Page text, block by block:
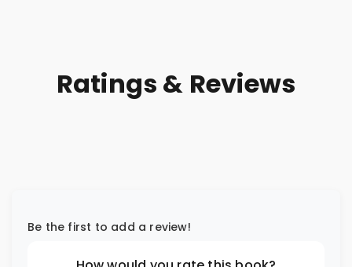
Ratings & Reviews
Be the first to add a review!